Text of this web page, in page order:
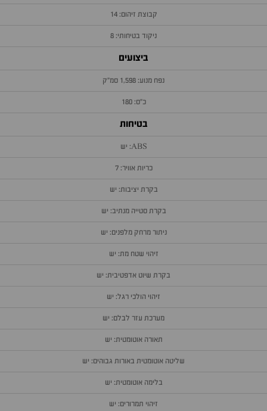
קבוצת זיהום: 14
ניקוד בטיחותי: 8
ביצועים
נפח מנוע: 1,598 סמ״ק
כ״ס: 180
בטיחות
ABS: יש
כריות אוויר: 7
בקרת יציבות: יש
בקרת סטייה מנתיב: יש
ניתור מרחק מלפנים: יש
זיהוי שטח מת: יש
בקרת שיוט אדפטיבית: יש
זיהוי הולכי רגל: יש
מערכת עזר לבלם: יש
תאורה אוטומטית: יש
שליטה אוטומטית באורות גבוהים: יש
בלימה אוטומטית: יש
זיהוי תמרורים: יש